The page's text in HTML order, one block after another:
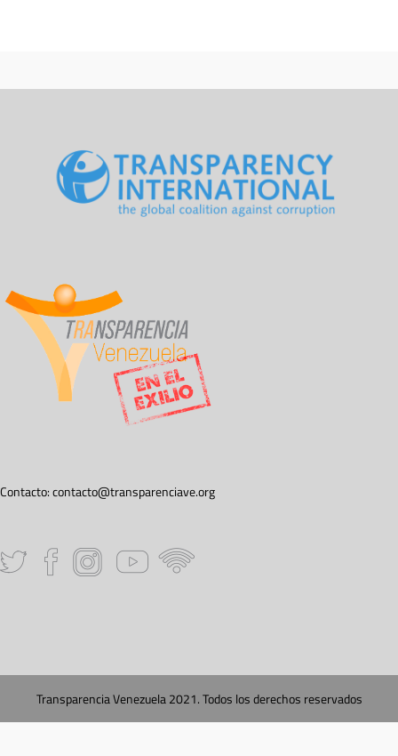
Contacto:contacto@transparenciave.org
Transparencia Venezuela 2021. Todos los derechos reservados